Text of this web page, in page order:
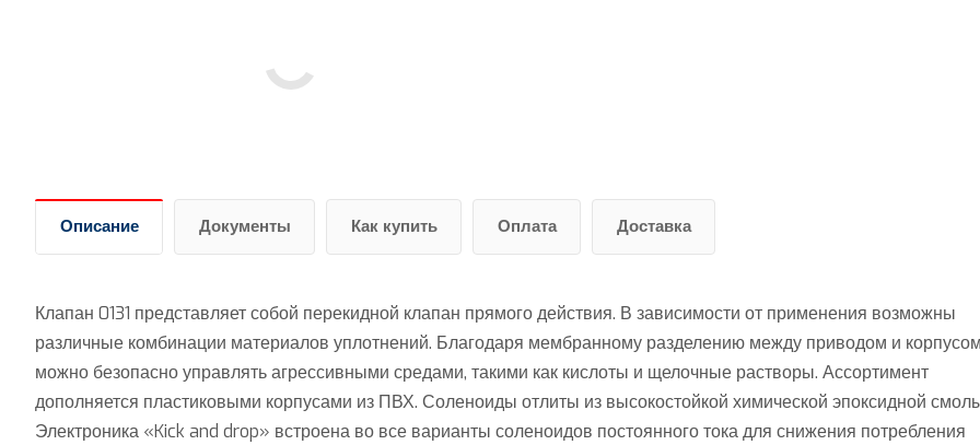
Описание Документы Как купить Оплата Доставка
Клапан 0131 представляет собой перекидной клапан прямого действия. В зависимости от применения возможны
различные комбинации материалов уплотнений. Благодаря мембранному разделению между приводом и
можно безопасно управлять агрессивными средами, такими как кислоты и щелочные растворы. Ассортимент
дополняется пластиковыми корпусами из ПВХ. Соленоиды отлиты из высокостойкой химической эпоксидной
Электроника «Kick and drop» встроена во все варианты соленоидов постоянного тока для снижения потребления